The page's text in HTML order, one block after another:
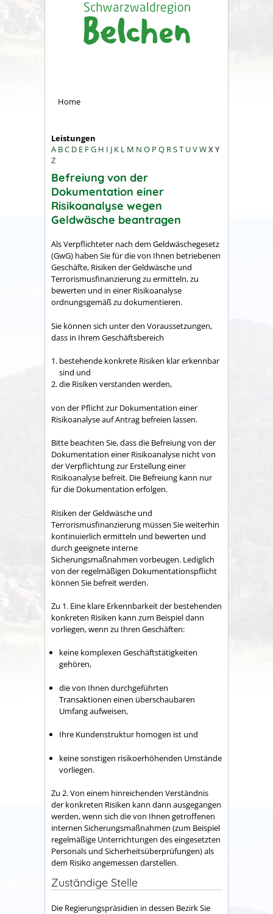
Home
Leistungen
A BC D E FG H I J K L M N O P Q RST UVWXY
Z
Befreiung von der
Dokumentation einer
Risikoanalyse wegen
Geldwäsche beantragen
Als Verpflichteter nach dem Geldwäschegesetz
(GwG) haben Sie für die von Ihnen betriebenen
Geschäfte, Risiken der Geldwäsche und
Terrorismusfinanzierung zu ermitteln, zu
bewerten und in einer Risikoanalyse
ordnungsgemäß zu dokumentieren.
Sie können sich unter den Voraussetzungen,
dass in Ihrem Geschäftsbereich
bestehende konkrete Risiken klar erkennbar
sind und
die Risiken verstanden werden,
von der Pflicht zur Dokumentation einer
Risikoanalyse auf Antrag befreien lassen.
Bitte beachten Sie, dass die Befreiung von der
Dokumentation einer Risikoanalyse nicht von
der Verpflichtung zur Erstellung einer
Risikoanalyse befreit. Die Befreiung kann nur
für die Dokumentation erfolgen.
Risiken der Geldwäsche und
Terrorismusfinanzierung müssen Sie weiterhin
kontinuierlich ermitteln und bewerten und
durch geeignete interne
Sicherungsmaßnahmen vorbeugen. Lediglich
von der regelmäßigen Dokumentationspflicht
können Sie befreit werden.
Zu 1. Eine klare Erkennbarkeit der bestehenden
konkreten Risiken kann zum Beispiel dann
vorliegen, wenn zu Ihren Geschäften:
keine komplexen Geschäftstätigkeiten
gehören,
die von Ihnen durchgeführten
Transaktionen einen überschaubaren
Umfang aufweisen,
Ihre Kundenstruktur homogen ist und
keine sonstigen risikoerhöhenden Umstände
vorliegen.
Zu 2. Von einem hinreichenden Verständnis
der konkreten Risiken kann dann ausgegangen
werden, wenn sich die von Ihnen getroffenen
internen Sicherungsmaßnahmen (zum Beispiel
regelmäßige Unterrichtungen des eingesetzten
Personals und Sicherheitsüberprüfungen) als
dem Risiko angemessen darstellen.
Zuständige Stelle
Die Regierungspräsidien in dessen Bezirk Sie